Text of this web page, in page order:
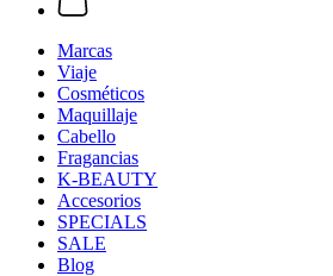
Marcas
Viaje
Cosméticos
Maquillaje
Cabello
Fragancias
K-BEAUTY
Accesorios
SPECIALS
SALE
Blog